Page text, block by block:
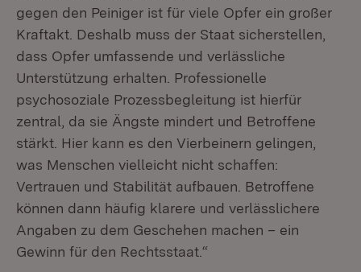
gegen den Peiniger ist für viele Opfer ein großer
Kraftakt. Deshalb muss der Staat sicherstellen,
dass Opfer umfassende und verlässliche
Unterstützung erhalten. Professionelle
psychosoziale Prozessbegleitung ist hierfür
zentral, da sie Ängste mindert und Betroffene
stärkt. Hier kann es den Vierbeinern gelingen,
was Menschen vielleicht nicht schaffen:
Vertrauen und Stabilität aufbauen. Betroffene
können dann häufig klarere und verlässlichere
Angaben zu dem Geschehen machen – ein
Gewinn für den Rechtsstaat.“